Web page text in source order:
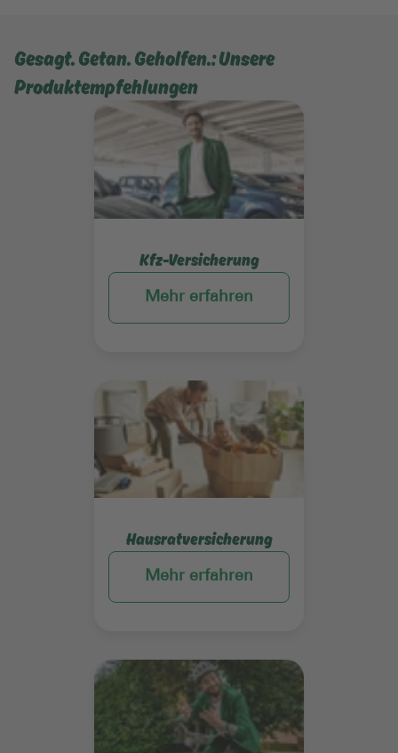
Gesagt. Getan. Geholfen.: Unsere
Produktempfehlungen
Kfz-Versicherung
Mehr erfahren
Mehr erfahren
Hausratversicherung
Mehr erfahren
Mehr erfahren
Mehr erfahren